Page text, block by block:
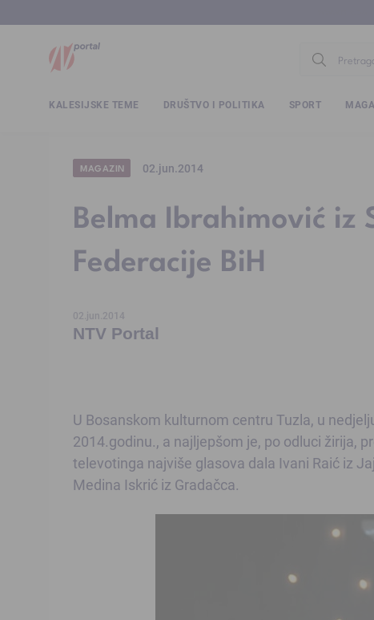
KALESIJSKE TEME DRUŠTVO I POLITIKA SPORT
MAGAZIN 02.jun.2014
Belma Ibrahimović iz
Federacije BiH
02.jun.2014
NTV Portal
U Bosanskom kulturnom centru Tuzla, u
2014.godinu., a najljepšom je, po odluci žirija,
televotinga najviše glasova dala Ivani Raić iz
Medina Iskrić iz Gradačca.